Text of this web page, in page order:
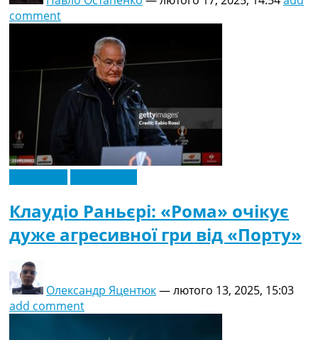
comment
Клаудіо Раньєрі: «Рома» очікує
дуже агресивної гри від «Порту»
Олександр Яцентюк—лютого 13, 2025, 15:03
add comment